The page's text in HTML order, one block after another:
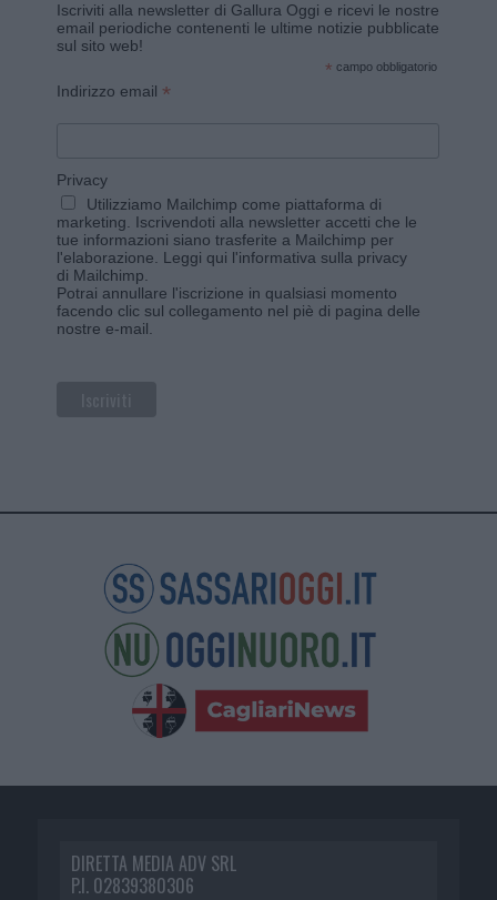
Iscriviti alla newsletter di Gallura Oggi e ricevi le nostre
email periodiche contenenti le ultime notizie pubblicate
sul sito web!
* campo obbligatorio
Indirizzo email *
Privacy
Utilizziamo Mailchimp come piattaforma di
marketing. Iscrivendoti alla newsletter accetti che le
tue informazioni siano trasferite a Mailchimp per
l'elaborazione. Leggi qui l'informativa sulla privacy
di Mailchimp
Potrai annullare l'iscrizione in qualsiasi momento
facendo clic sul collegamento nel piè di pagina delle
nostre e-mail.
DIRETTA MEDIA ADV SRL
P.I. 02839380306